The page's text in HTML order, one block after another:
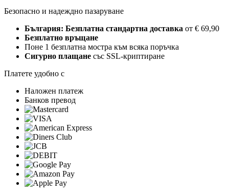
Безопасно и надеждно пазаруване
България: Безплатна стандартна доставка от € 69,90
Безплатно връщане
Поне 1 безплатна мостра към всяка поръчка
Сигурно плащане със SSL-криптиране
Платете удобно с
Наложен платеж
Банков превод